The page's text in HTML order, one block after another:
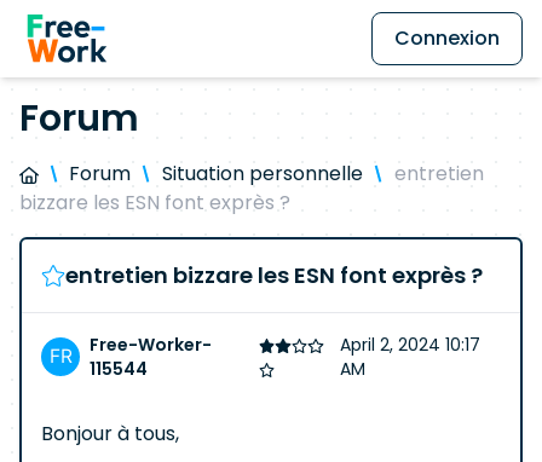
Connexion
Forum
Forum Situation personnelle
entretien
bizzare les ESN font exprès ?
entretien bizzare les ESN font exprès ?
Free-Worker-
115544
April 2, 2024 10:17
AM
Bonjour à tous,